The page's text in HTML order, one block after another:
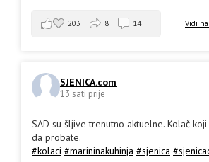
Vidi na
203 8 14
SJENICA.com
13 sati prije
SAD su šljive trenutno aktuelne. Kolač
da probate.
#kolaci #marininakuhinja #sjenica